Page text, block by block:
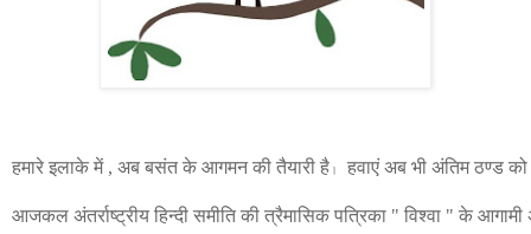
हमारे इलाके में , अब बसंत के आगमन की तैयारी है ।
हवाएं अब भी अंतिम ठण्ड
आजकल अंतर्राष्ट्रीय हिन्दी समीति की त्रैमासिक पत्रिका " विश्वा " के